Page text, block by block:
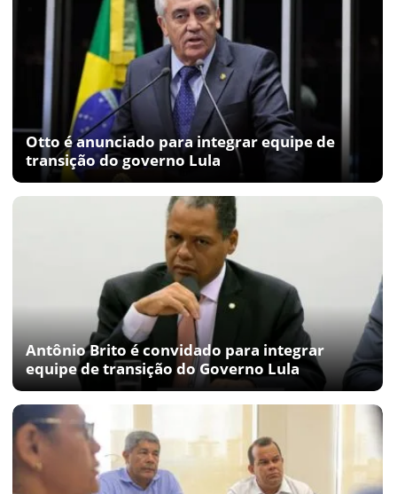
Otto é anunciado para integrar equipe de
transição do governo Lula
Antônio Brito é convidado para integrar
equipe de transição do Governo Lula